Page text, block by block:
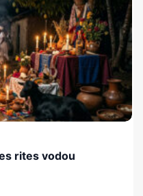
rites vodou